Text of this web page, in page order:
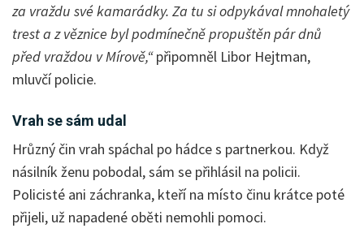
za vraždu své kamarádky. Za tu si odpykával mnohaletý
trest a z věznice byl podmínečně propuštěn pár dnů
před vraždou v Mírově,“připomněl Libor Hejtman,
mluvčí policie.
Vrah se sám udal
Hrůzný čin vrah spáchal po hádce s partnerkou. Když
násilník ženu pobodal, sám se přihlásil na policii.
Policisté ani záchranka, kteří na místo činu krátce poté
přijeli, už napadené oběti nemohli pomoci.